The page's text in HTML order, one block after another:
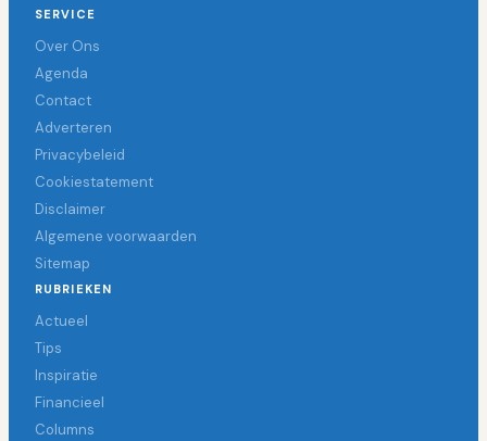
SERVICE
Over Ons
Agenda
Contact
Adverteren
Privacybeleid
Cookiestatement
Disclaimer
Algemene voorwaarden
Sitemap
RUBRIEKEN
Actueel
Tips
Inspiratie
Financieel
Columns